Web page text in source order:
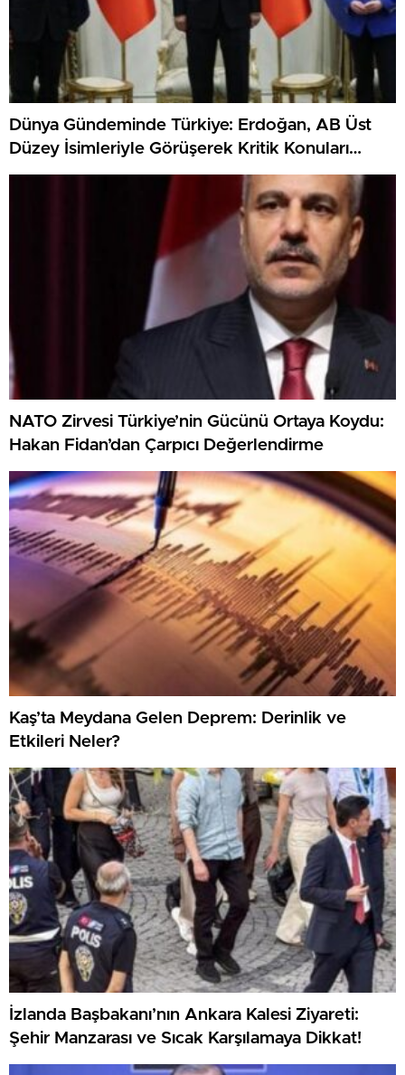
Dünya Gündeminde Türkiye: Erdoğan, AB Üst
Düzey İsimleriyle Görüşerek Kritik Konuları
Masaya Yatırdı
NATO Zirvesi Türkiye’nin Gücünü Ortaya Koydu:
Hakan Fidan’dan Çarpıcı Değerlendirme
Kaş’ta Meydana Gelen Deprem: Derinlik ve
Etkileri Neler?
İzlanda Başbakanı’nın Ankara Kalesi Ziyareti:
Şehir Manzarası ve Sıcak Karşılamaya Dikkat!